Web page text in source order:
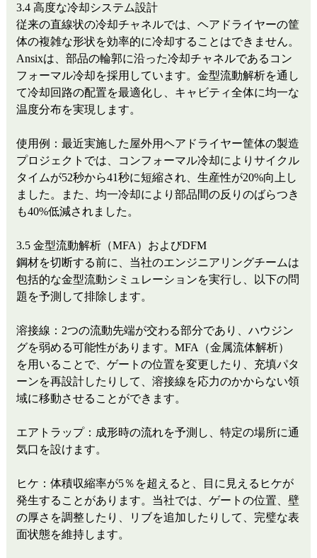
3.4 高度な冷却システム設計
従来の直線状の冷却チャネルでは、ヘアドライヤーの筐
体の複雑な形状を効率的に冷却することはできません。
Ansixは、部品の輪郭に沿った冷却チャネルであるコン
フォーマル冷却を採用しています。金型流動解析を通し
て冷却回路の配置を最適化し、キャビティ全体に均一な
温度分布を実現します。
使用例：最近実施した屋外用ヘアドライヤー筐体の製造
プロジェクトでは、コンフォーマル冷却によりサイクル
タイムが52秒から41秒に短縮され、生産性が20%向上し
ました。また、均一冷却により部品間の反りのばらつき
も40%低減されました。
3.5 金型流動解析（MFA）およびDFM
鋼材を切断する前に、当社のエンジニアリングチームは
包括的な金型流動シミュレーションを実行し、以下の問
題を予測して排除します。
溶接線：2つの流動先端が交わる部分であり、ハウジン
グを弱める可能性があります。MFA（金属流体解析）
を用いることで、ゲートの位置を変更したり、充填パタ
ーンを再設計したりして、溶接線を応力のかからない領
域に移動させることができます。
エアトラップ：成形時の流れを予測し、特定の場所に通
気口を設けます。
ヒケ：体積収縮率が5％を超えると、目に見えるヒケが
発生することがあります。当社では、ゲートの位置、壁
の厚さを調整したり、リブを追加したりして、完璧な表
面状態を維持します。